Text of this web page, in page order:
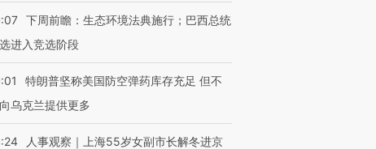
下周前瞻：生态环境法典施行；巴西总统
进入竞选阶段
特朗普坚称美国防空弹药库存充足 但不
乌克兰提供更多
人事观察｜上海55岁女副市长解冬进京